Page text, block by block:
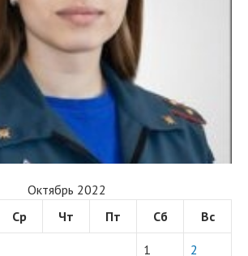
Октябрь 2022
Ср Чт Пт Сб Вс
1 2